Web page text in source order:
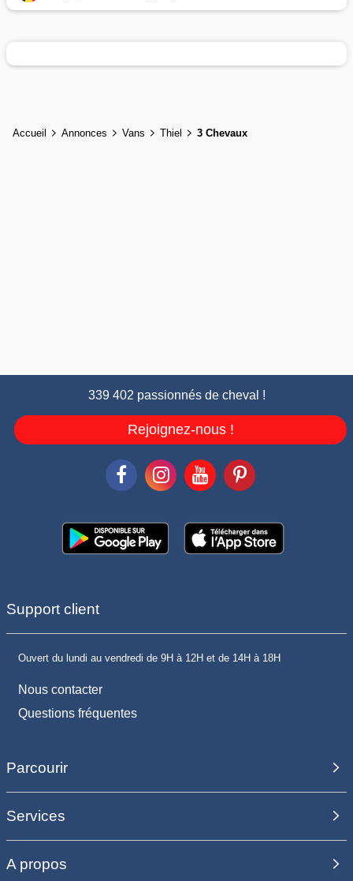
Accueil Annonces Vans Thiel 3 Chevaux
339 402 passionnés de cheval !
Rejoignez-nous !
Support client
Ouvert du lundi au vendredi de 9H à 12H et de 14H à 18H
Nous contacter
Questions fréquentes
Parcourir
Services
A propos